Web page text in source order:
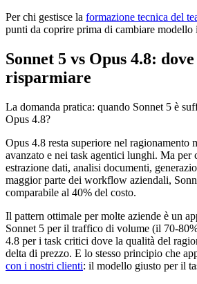
Per chi gestisce la formazione tecnica del
punti da coprire prima di cambiare modello
Sonnet 5 vs Opus 4.8: dove
risparmiare
La domanda pratica: quando Sonnet 5 è
Opus 4.8?
Opus 4.8 resta superiore nel ragionamento
avanzato e nei task agentici lunghi. Ma per
estrazione dati, analisi documenti,
maggior parte dei workflow aziendali,
comparabile al 40% del costo.
Il pattern ottimale per molte aziende è un
Sonnet 5 per il traffico di volume (il 70-
4.8 per i task critici dove la qualità del
delta di prezzo. E lo stesso principio che
con i nostri clienti: il modello giusto per il